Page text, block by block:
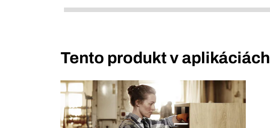
Tento produkt v aplikáciách